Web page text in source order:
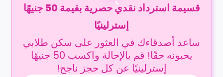
قسيمة استرداد نقدي حصرية بقيمة 50 جنيهًا
إسترلينيًا
ساعد أصدقاءك في العثور على سكن طلابي
يحبونه حقًا! قم بالإحالة واكسب 50 جنيهًا
إسترلينيًا عن كل حجز ناجح!